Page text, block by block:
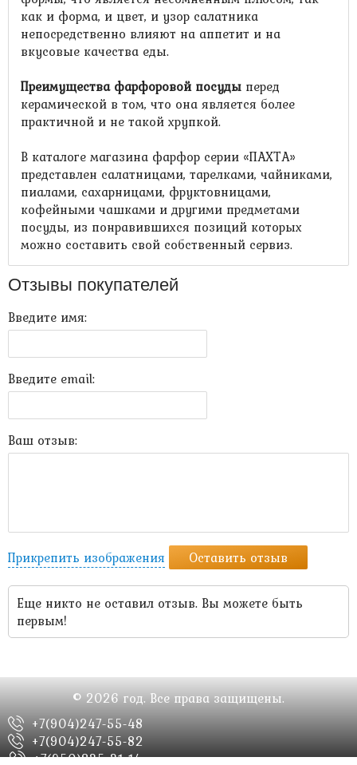
как и форма, и цвет, и узор салатника
непосредственно влияют на аппетит и на
вкусовые качества еды.
Преимущества фарфоровой посуды перед
керамической в том, что она является более
практичной и не такой хрупкой.
В каталоге магазина фарфор серии «ПАХТА»
представлен салатницами, тарелками, чайниками,
пиалами, сахарницами, фруктовницами,
кофейными чашками и другими предметами
посуды, из понравившихся позиций которых
можно составить свой собственный сервиз.
Отзывы покупателей
Введите имя:
Введите email:
Ваш отзыв:
Прикрепить изображения Оставить отзыв
Еще никто не оставил отзыв. Вы можете быть
первым!
© 2026 год. Все права защищены.
+7(904)247-55-48
+7(904)247-55-82
+7(950)835-31-14